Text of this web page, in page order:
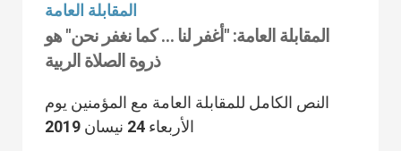
المقابلة العامة
المقابلة العامة: "أغفر لنا … كما نغفر نحن" هو
ذروة الصلاة الربية
النص الكامل للمقابلة العامة مع المؤمنين يوم
الأربعاء 24 نيسان 2019